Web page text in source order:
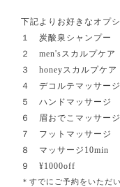
下記よりお好きなオプ
１ 炭酸泉シャンプー
２ men'sスカルプケア
３ honeyスカルプケア
４ デコルテマッサージ
５ ハンドマッサージ
６ 眉おでこマッサージ
７ フットマッサージ
８ マッサージ10min
９ ¥1000off
＊すでにご予約をいただ